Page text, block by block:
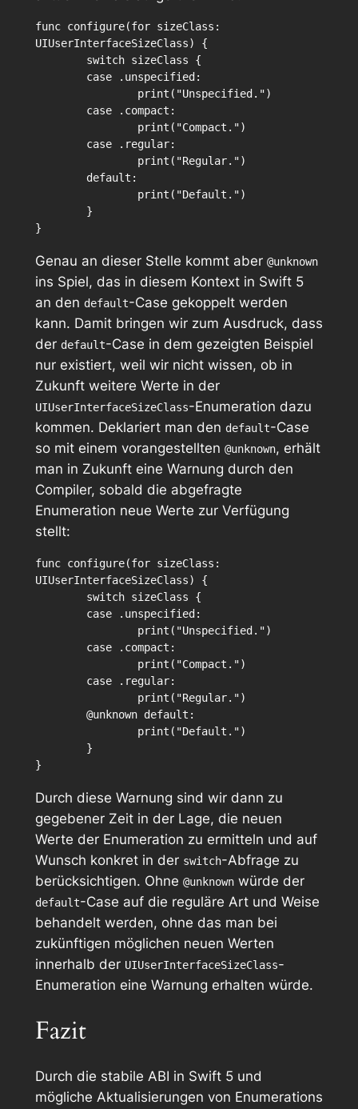
func configure(for sizeClass:
UIUserInterfaceSizeClass) {
Genau an dieser Stelle kommt aber @unknown
ins Spiel, das in diesem Kontext in Swift 5
an den default-Case gekoppelt werden
kann. Damit bringen wir zum Ausdruck, dass
der default-Case in dem gezeigten Beispiel
nur existiert, weil wir nicht wissen, ob in
Zukunft weitere Werte in der
UIUserInterfaceSizeClass-Enumeration dazu
kommen. Deklariert man den default-Case
so mit einem vorangestellten @unknown, erhält
man in Zukunft eine Warnung durch den
Compiler, sobald die abgefragte
Enumeration neue Werte zur Verfügung
stellt:
func configure(for sizeClass:
UIUserInterfaceSizeClass) {
Durch diese Warnung sind wir dann zu
gegebener Zeit in der Lage, die neuen
Werte der Enumeration zu ermitteln und auf
Wunsch konkret in der switch-Abfrage zu
berücksichtigen. Ohne @unknownwürde der
default-Case auf die reguläre Art und Weise
behandelt werden, ohne das man bei
zukünftigen möglichen neuen Werten
innerhalb der UIUserInterfaceSizeClass-
Enumeration eine Warnung erhalten würde.
Fazit
Durch die stabile ABI in Swift 5 und
mögliche Aktualisierungen von Enumerations